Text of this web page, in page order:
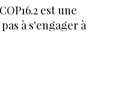
est une
à s'engager à